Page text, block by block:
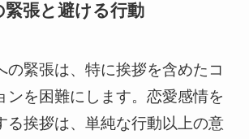
張と避ける行動
の緊張は、特に挨拶を含めたコ
ンを困難にします。恋愛感情を
る挨拶は、単純な行動以上の意